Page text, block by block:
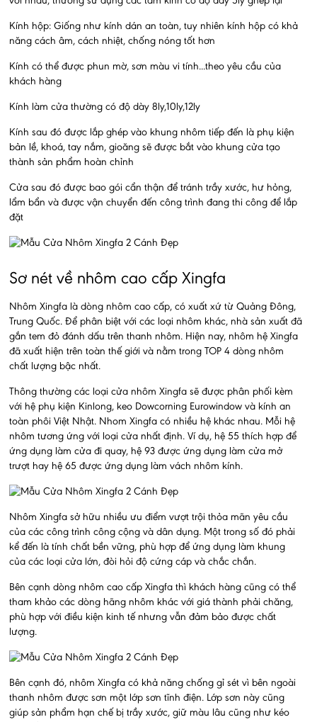
Kính hộp: Giống như kính dán an toàn, tuy nhiên kính hộp có khả
năng cách âm, cách nhiệt, chống nóng tốt hơn
Kính có thể được phun mờ, sơn màu vi tính...theo yêu cầu của
khách hàng
Kính làm cửa thường có độ dày 8ly,10ly,12ly
Kính sau đó được lắp ghép vào khung nhôm tiếp đến là phụ kiện
bản lề, khoá, tay nắm, gioăng sẽ được bắt vào khung cửa tạo
thành sản phẩm hoàn chỉnh
Cửa sau đó được bao gói cẩn thận để tránh trầy xước, hư hỏng,
lẩm bẩn và được vận chuyển đến công trình đang thi công để lắp
đặt
Sơ nét về nhôm cao cấp Xingfa
Nhôm Xingfa là dòng nhôm cao cấp, có xuất xứ từ Quảng Đông,
Trung Quốc. Để phân biệt với các loại nhôm khác, nhà sản xuất đã
gắn tem đỏ đánh dấu trên thanh nhôm. Hiện nay, nhôm hệ Xingfa
đã xuất hiện trên toàn thế giới và nằm trong TOP 4 dòng nhôm
chất lượng bậc nhất.
Thông thường các loại cửa nhôm Xingfa sẽ được phân phối kèm
với hệ phụ kiện Kinlong, keo Dowcorning Eurowindow và kính an
toàn phôi Việt Nhật. Nhom Xingfa có nhiều hệ khác nhau. Mỗi hệ
nhôm tương ứng với loại cửa nhất định. Ví dụ, hệ 55 thích hợp để
ứng dụng làm cửa đi quay, hệ 93 được ứng dụng làm cửa mở
trượt hay hệ 65 được ứng dụng làm vách nhôm kính.
Nhôm Xingfa sở hữu nhiều ưu điểm vượt trội thỏa mãn yêu cầu
của các công trình công cộng và dân dụng. Một trong số đó phải
kể đến là tính chất bền vững, phù hợp để ứng dụng làm khung
của các loại cửa lớn, đòi hỏi độ cứng cáp và chắc chắn.
Bên cạnh dòng nhôm cao cấp Xingfa thì khách hàng cũng có thể
tham khảo các dòng hãng nhôm khác với giá thành phải chăng,
phù hợp với điều kiện kinh tế nhưng vẫn đảm bảo được chất
lượng.
Bên cạnh đó, nhôm Xingfa có khả năng chống gỉ sét vì bên ngoài
thanh nhôm được sơn một lớp sơn tĩnh điện. Lớp sơn này cũng
giúp sản phẩm hạn chế bị trầy xước, giữ màu lâu cũng như kéo